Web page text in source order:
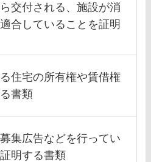
交付される、施設が消
合していることを証明
住宅の所有権や賃借権
書類
集広告などを行ってい
明する書類